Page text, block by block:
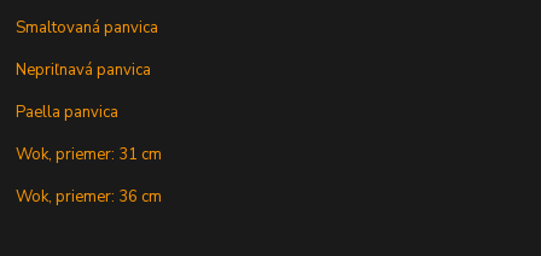
Smaltovaná panvica
Nepriľnavá panvica
Paella panvica
Wok, priemer: 31 cm
Wok, priemer: 36 cm